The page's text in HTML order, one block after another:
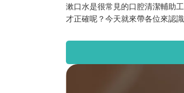
漱口水是很常見的口腔清潔輔助
才正確呢？今天就來帶各位來認